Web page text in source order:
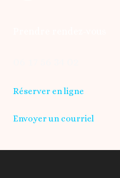
Réserver en ligne
Envoyer un courriel